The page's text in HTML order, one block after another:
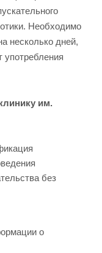
Необходимо
несколько дней,
употребления
им.
без
о